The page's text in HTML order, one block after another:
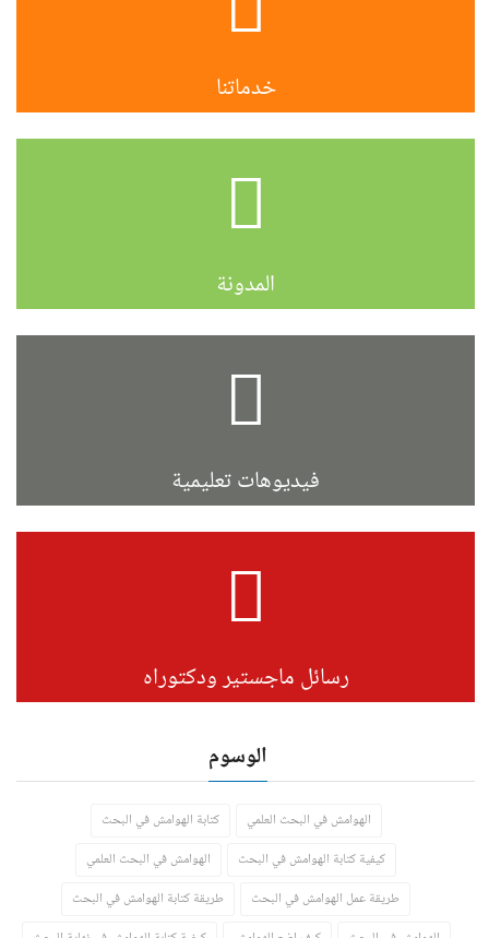
خدماتنا
المدونة
فيديوهات تعليمية
رسائل ماجستير ودكتوراه
الوسوم
الهوامش في البحث العلمي
كتابة الهوامش في البحث
كيفية كتابة الهوامش في البحث
الهوامش في البحث العلمي
طريقة عمل الهوامش في البحث
طريقة كتابة الهوامش في البحث